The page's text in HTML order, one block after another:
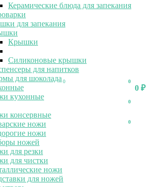
0
0 ₽
0
0
0
Керамические блюда для запекания
для запекания
Крышки
Силиконовые крышки
для напитков
для шоколада
кухонные
консервные
ножи
ножи
ножей
для резки
для чистки
ножи
для ножей